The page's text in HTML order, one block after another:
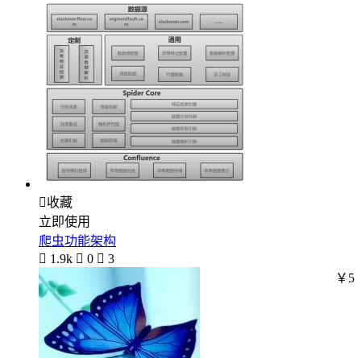
收藏
立即使用
爬虫功能架构
 1.9k  0  3
￥5